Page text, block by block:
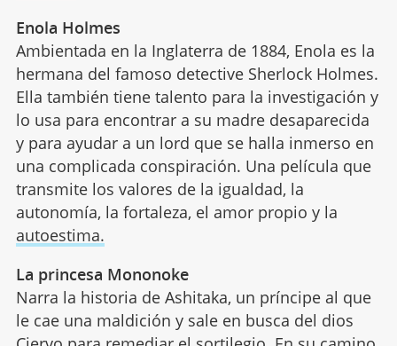
Enola Holmes
Ambientada en la Inglaterra de 1884, Enola es la
hermana del famoso detective Sherlock Holmes.
Ella también tiene talento para la investigación y
lo usa para encontrar a su madre desaparecida
y para ayudar a un lord que se halla inmerso en
una complicada conspiración. Una película que
transmite los valores de la igualdad, la
autonomía, la fortaleza, el amor propio y la
autoestima.
La princesa Mononoke
Narra la historia de Ashitaka, un príncipe al que
le cae una maldición y sale en busca del dios